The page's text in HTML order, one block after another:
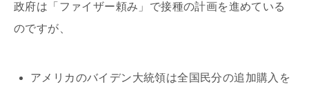
政府は「ファイザー頼み」で接種の計画を進めている
のですが、
アメリカのバイデン大統領は全国民分の追加購入を